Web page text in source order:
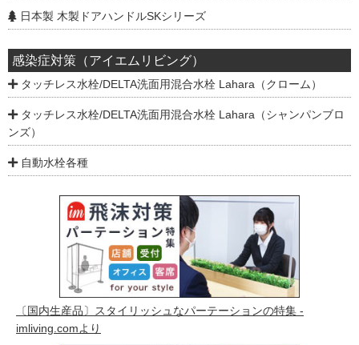
日本製 木製ドアハンドルSKシリーズ
感染症対策（アイエムリビング）
タッチレス水栓/DELTA洗面用混合水栓 Lahara（クローム）
タッチレス水栓/DELTA洗面用混合水栓 Lahara（シャンパンブロ
ンズ）
自動水栓各種
〔国内生産品〕スタイリッシュなパーテーションの特集 -
imliving.comより